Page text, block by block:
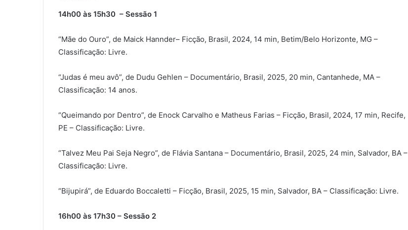
14h00 às 15h30 – Sessão 1
“Mãe do Ouro”, de Maick Hannder– Ficção, Brasil, 2024, 14 min, Betim/Belo Horizonte, MG –
Classificação: Livre.
“Judas é meu avô”, de Dudu Gehlen – Documentário, Brasil, 2025, 20 min, Cantanhede, MA –
Classificação: 14 anos.
“Queimando por Dentro”, de Enock Carvalho e Matheus Farias – Ficção, Brasil, 2024, 17 min, Recife,
PE – Classificação: Livre.
“Talvez Meu Pai Seja Negro”, de Flávia Santana – Documentário, Brasil, 2025, 24 min, Salvador, BA –
Classificação: Livre.
“Bijupirá”, de Eduardo Boccaletti – Ficção, Brasil, 2025, 15 min, Salvador, BA – Classificação: Livre.
16h00 às 17h30 – Sessão 2